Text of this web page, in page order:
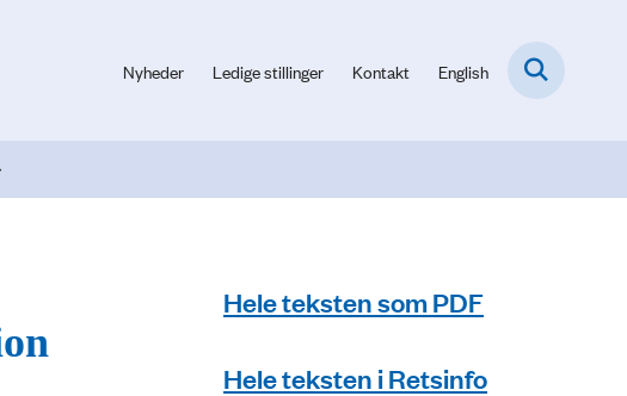
Nyheder Ledige stillinger Kontakt English
Hele teksten som PDF
Hele teksten i Retsinfo